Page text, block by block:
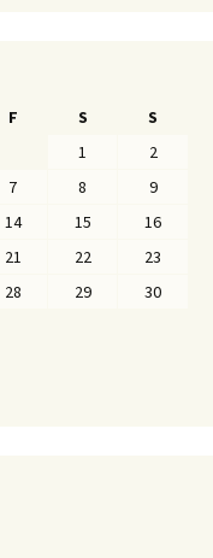
F S
S
1
2
7 8
9
14 15
16
21 22
23
28 29
30